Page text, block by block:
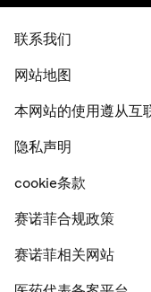
联系我们
网站地图
本网站的使用遵从互
隐私声明
cookie条款
赛诺菲合规政策
赛诺菲相关网站